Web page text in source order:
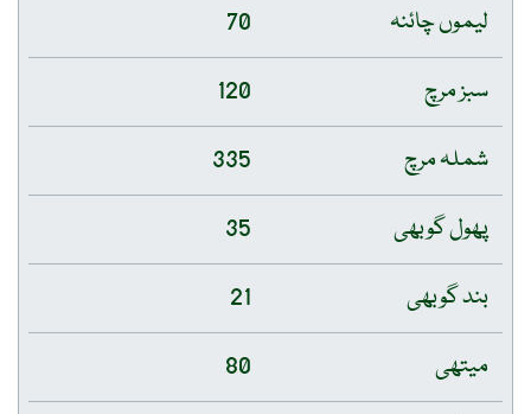
لیموں چائنہ
70
سبز مرچ
120
شملہ مرچ
335
پھول گوبھی
35
بند گوبھی
21
میتھی
80